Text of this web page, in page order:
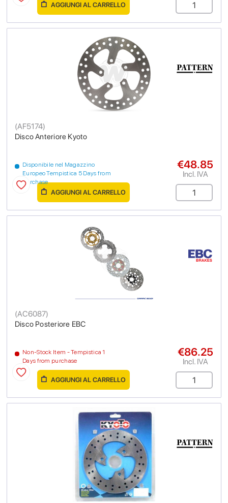
AGGIUNGI AL CARRELLO
Disco Anteriore Kyoto
(AF5174)
Disponibile nel Magazzino
Europeo Tempistica 5 Days from
purchase
€48.85
Incl. IVA
AGGIUNGI AL CARRELLO
Disco Posteriore EBC
(AC6087)
Non-Stock Item - Tempistica 1
Days from purchase
€86.25
Incl. IVA
AGGIUNGI AL CARRELLO